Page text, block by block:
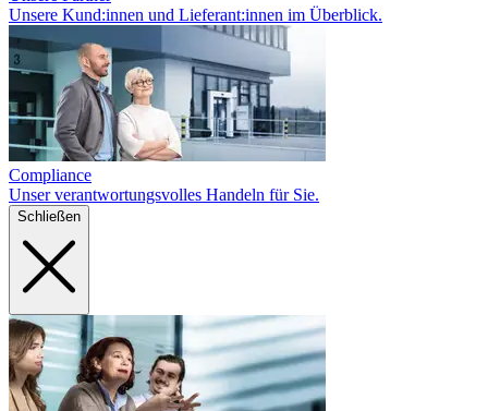
Unsere Kund:innen und Lieferant:innen im Überblick.
Compliance
Unser verantwortungsvolles Handeln für Sie.
Schließen